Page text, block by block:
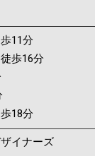
歩11分
徒歩16分
歩18分
イナーズ